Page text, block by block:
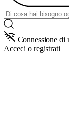
Connessione di
Accedi o registrati